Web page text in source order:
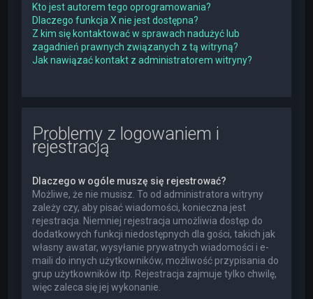
Kto jest autorem tego oprogramowania?
Dlaczego funkcja X nie jest dostępna?
Z kim się kontaktować w sprawach nadużyć lub
zagadnień prawnych związanych z tą witryną?
Jak nawiązać kontakt z administratorem witryny?
Problemy z logowaniem i
rejestracją
Dlaczego w ogóle muszę się rejestrować?
Możliwe, że nie musisz. To od administratora witryny
zależy czy, aby pisać wiadomości, konieczna jest
rejestracja. Niemniej rejestracja umożliwia dostęp do
dodatkowych funkcji niedostępnych dla gości, takich jak
własny awatar, wysyłanie prywatnych wiadomości i e-
maili do innych użytkowników, możliwość przypisania do
grup użytkowników itp. Rejestracja zajmuje tylko chwilę,
więc zaleca się jej wykonanie.